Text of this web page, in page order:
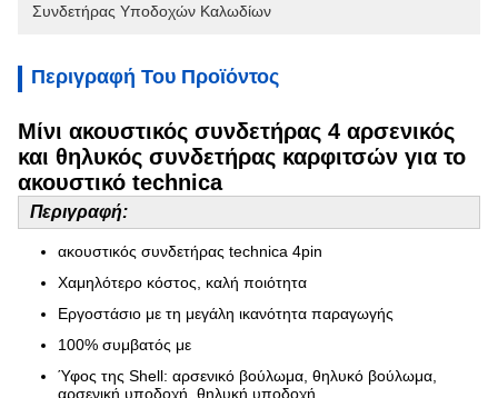
Συνδετήρας Υποδοχών Καλωδίων
Περιγραφή Του Προϊόντος
Μίνι ακουστικός συνδετήρας 4 αρσενικός
και θηλυκός συνδετήρας καρφιτσών για το
ακουστικό technica
Περιγραφή:
ακουστικός συνδετήρας technica 4pin
Χαμηλότερο κόστος, καλή ποιότητα
Εργοστάσιο με τη μεγάλη ικανότητα παραγωγής
100% συμβατός με
Ύφος της Shell: αρσενικό βούλωμα, θηλυκό βούλωμα,
αρσενική υποδοχή, θηλυκή υποδοχή